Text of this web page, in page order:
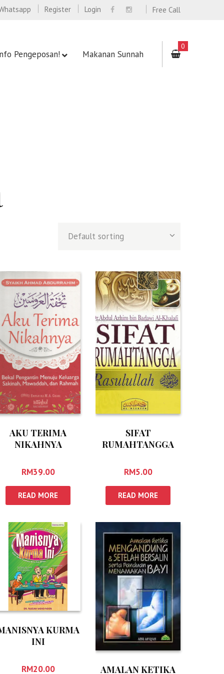
Free Call
Register Login
Pengeposan! Makanan Sunnah
0
AKU TERIMA
NIKAHNYA
RM39.00
READ MORE
SIFAT
RUMAHTANGGA
RM5.00
READ MORE
KURMA
INI
RM20.00
AMALAN KETIKA